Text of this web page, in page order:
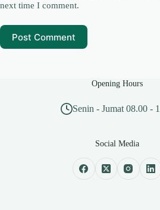
next time I comment.
Post Comment
Opening Hours
Senin - Jumat 08.00 -
Social Media